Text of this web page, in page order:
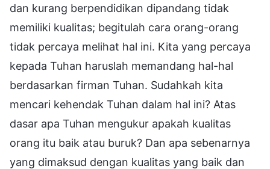
dan kurang berpendidikan dipandang tidak
memiliki kualitas; begitulah cara orang-orang
tidak percaya melihat hal ini. Kita yang percaya
kepada Tuhan haruslah memandang hal-hal
berdasarkan firman Tuhan. Sudahkah kita
mencari kehendak Tuhan dalam hal ini? Atas
dasar apa Tuhan mengukur apakah kualitas
orang itu baik atau buruk? Dan apa sebenarnya
yang dimaksud dengan kualitas yang baik dan